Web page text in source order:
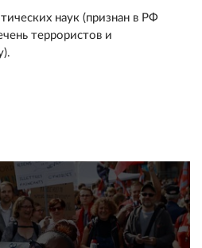
наук (признан в РФ
террористов и